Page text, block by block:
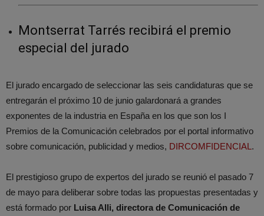
Montserrat Tarrés recibirá el premio
especial del jurado
El jurado encargado de seleccionar las seis candidaturas que se
entregarán el próximo 10 de junio galardonará a grandes
exponentes de la industria en España en los que son los I
Premios de la Comunicación celebrados por el portal informativo
sobre comunicación, publicidad y medios, DIRCOMFIDENCIAL .
El prestigioso grupo de expertos del jurado se reunió el pasado 7
de mayo para deliberar sobre todas las propuestas presentadas y
está formado por Luisa Alli, directora de Comunicación de